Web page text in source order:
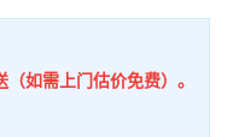
如需上门估价免费）。